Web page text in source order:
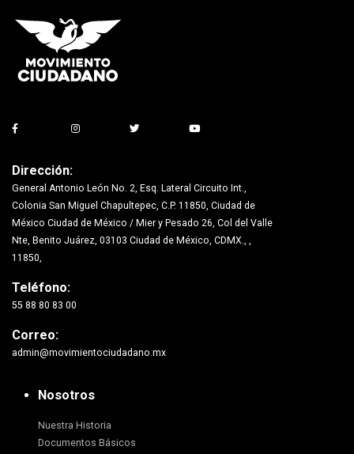
Dirección:
General Antonio León No. 2, Esq. Lateral Circuito Int.,
Colonia San Miguel Chapultepec, C.P. 11850, Ciudad de
México Ciudad de México / Mier y Pesado 26, Col del Valle
Nte, Benito Juárez, 03103 Ciudad de México, CDMX., ,
11850,
Teléfono:
55 88 80 83 00
Correo:
admin@movimientociudadano.mx
Nosotros
Nuestra Historia
Documentos Básicos